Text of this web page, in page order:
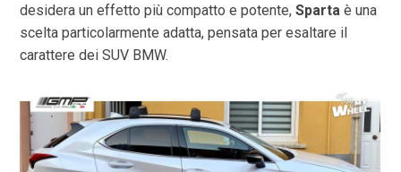
desidera un effetto più compatto e potente,Sparta è una
scelta particolarmente adatta, pensata per esaltare il
carattere dei SUV BMW.